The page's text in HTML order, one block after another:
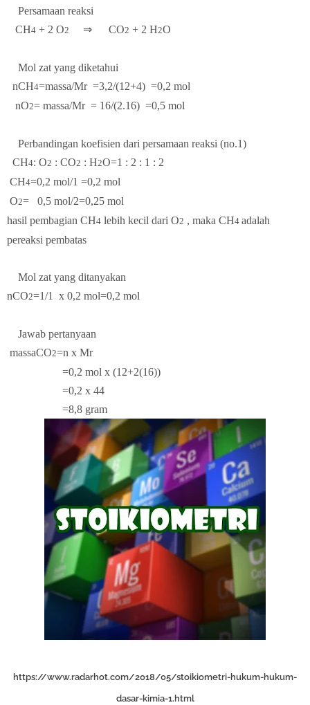
Persamaan reaksi
CH4 + 2 O2 ⇒ CO2 + 2 H2O
Mol zat yang diketahui
nCH4=massa/Mr =3,2/(12+4) =0,2 mol
nO2= massa/Mr = 16/(2.16) =0,5 mol
Perbandingan koefisien dari persamaan reaksi (no.1)
CH4: O2 : CO2 : H2O=1 : 2 : 1 : 2
CH4=0,2 mol/1 =0,2 mol
O2= 0,5 mol/2=0,25 mol
hasil pembagian CH4 lebih kecil dari O2 , maka CH4 adalah
pereaksi pembatas
Mol zat yang ditanyakan
nCO2=1/1 x 0,2 mol=0,2 mol
Jawab pertanyaan
massaCO2=n x Mr
=0,2 mol x (12+2(16))
=0,2 x 44
=8,8 gram
https://www.radarhot.com/2018/05/stoikiometri-hukum-hukum-
dasar-kimia-1.html